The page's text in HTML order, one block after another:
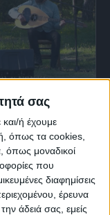
σας
ή έχουμε
όπως τα cookies,
όπως μοναδικοί
που
διαφημίσεις
έρευνα
άδειά σας, εμείς